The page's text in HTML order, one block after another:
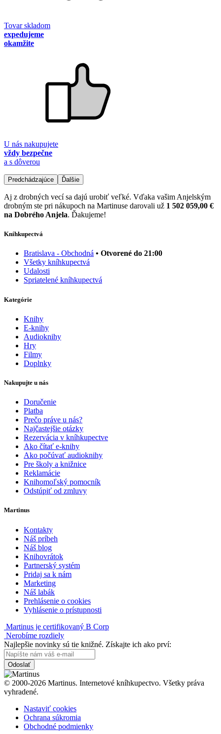
Tovar skladom
expedujeme
okamžite
U nás nakupujete
vždy bezpečne
a s dôverou
Predchádzajúce Ďalšie
Aj z drobných vecí sa dajú urobiť veľké. Vďaka vašim Anjelským
drobným ste pri nákupoch na Martinuse darovali už 1 502 059,00 €
na Dobrého Anjela. Ďakujeme!
Kníhkupectvá
Bratislava - Obchodná • Otvorené do 21:00
Všetky kníhkupectvá
Udalosti
Spriatelené kníhkupectvá
Kategórie
Knihy
E-knihy
Audioknihy
Hry
Filmy
Doplnky
Nakupujte u nás
Doručenie
Platba
Prečo práve u nás?
Najčastejšie otázky
Rezervácia v kníhkupectve
Ako čítať e-knihy
Ako počúvať audioknihy
Pre školy a knižnice
Reklamácie
Knihomoľský pomocník
Odstúpiť od zmluvy
Martinus
Kontakty
Náš príbeh
Náš blog
Knihovrátok
Partnerský systém
Pridaj sa k nám
Marketing
Náš labák
Prehlásenie o cookies
Vyhlásenie o prístupnosti
Martinus je certifikovaný B Corp
Nerobíme rozdiely
Najlepšie novinky sú tie knižné. Získajte ich ako prví:
Odoslať
© 2000-2026 Martinus. Internetové kníhkupectvo. Všetky práva
vyhradené.
Nastaviť cookies
Ochrana súkromia
Obchodné podmienky